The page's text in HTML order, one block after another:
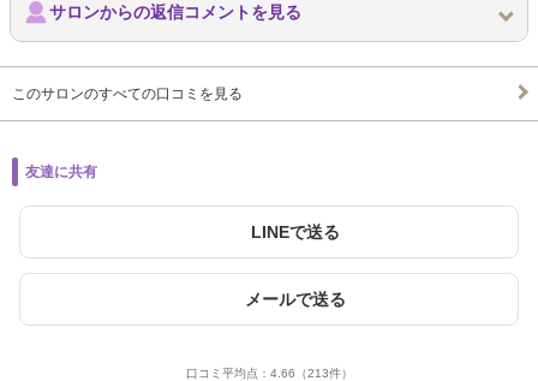
サロンからの返信コメントを見る
このサロンのすべての口コミを見る
友達に共有
LINEで送る
メールで送る
口コミ平均点： 4.66 （213件）